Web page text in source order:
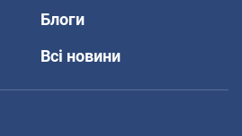
Блоги
Всі новини